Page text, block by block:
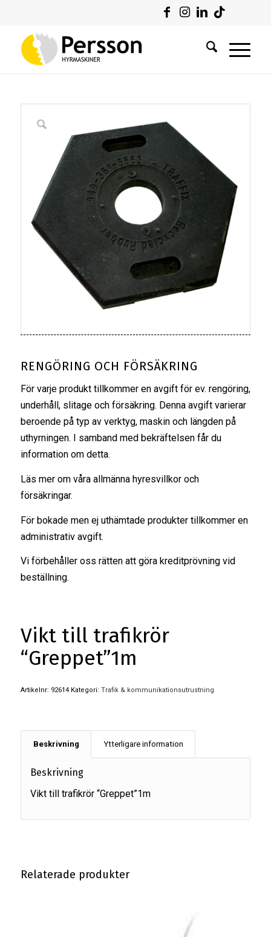
RENGÖRING OCH FÖRSÄKRING
För varje produkt tillkommer en avgift för ev. rengöring,
underhåll, slitage och försäkring. Denna avgift varierar
beroende på typ av verktyg, maskin och längden på
uthyrningen. I samband med bekräftelsen får du
information om detta.
Läs mer om våra allmänna hyresvillkoroch
försäkringar.
För bokade men ej uthämtade produkter tillkommer en
administrativ avgift.
Vi förbehåller oss rätten att göra kreditprövning vid
beställning.
Vikt till trafikrör
“Greppet”1m
Artikelnr: 92614 Kategori: Trafik & kommunikationsutrustning
Beskrivning Ytterligare information
Beskrivning
Vikt till trafikrör “Greppet”1m
Relaterade produkter